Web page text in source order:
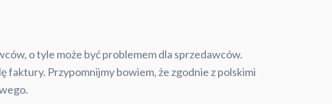
o tyle może być problemem dla sprzedawców.
faktury. Przypomnijmy bowiem, że zgodnie z polskimi